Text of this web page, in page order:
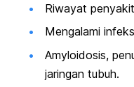
Riwayat
Mengalami
Amyloidosis,
jaringan tubuh.